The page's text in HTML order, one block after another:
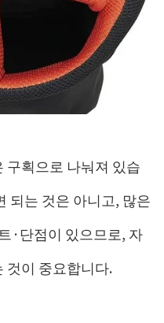
구획으로 나눠져 있습
되는 것은 아니고, 많은
·단점이 있으므로, 자
것이 중요합니다.